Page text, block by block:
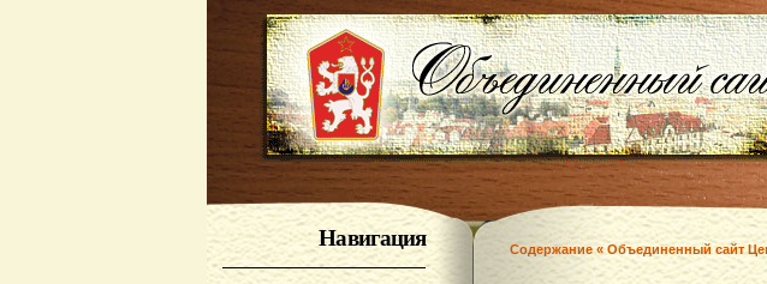
Навигация Содержание « Объединенный сайт